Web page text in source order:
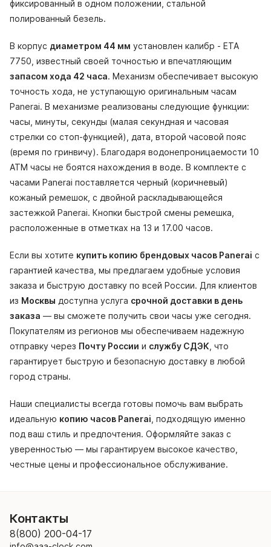
фиксированный в одном положении, стальной
полированный безель.
В корпус диаметром 44 мм установлен калибр - ETA
7750, известный своей точностью и впечатляющим
запасом хода 42 часа. Механизм обеспечивает высокую
точность хода, не уступающую оригинальным часам
Panerai. В механизме реализованы следующие функции:
часы, минуты, секунды (малая секундная и часовая
стрелки со стоп-функцией), дата, второй часовой пояс
(время по гринвичу). Благодаря водонепроницаемости 10
АТМ часы не боятся нахождения в воде. В комплекте с
часами Panerai поставляется черный (коричневый)
кожаный ремешок, с двойной раскладывающейся
застежкой Panerai. Кнопки быстрой смены ремешка,
расположенные в отметках на 13 и 17.00 часов.
Если вы хотите купить копию брендовых часов Panerai с
гарантией качества, мы предлагаем удобные условия
заказа и быструю доставку по всей России. Для клиентов
из Москвы доступна услуга срочной доставки в день
заказа — вы сможете получить свои часы уже сегодня.
Покупателям из регионов мы обеспечиваем надежную
отправку через Почту России и службу СДЭК , что
гарантирует быструю и безопасную доставку в любой
город страны.
Наши специалисты всегда готовы помочь вам выбрать
идеальную копию часов Panerai , подходящую именно
под ваш стиль и предпочтения. Оформляйте заказ с
уверенностью — мы гарантируем высокое качество,
честные цены и профессиональное обслуживание.
Контакты
8(800) 200-04-17